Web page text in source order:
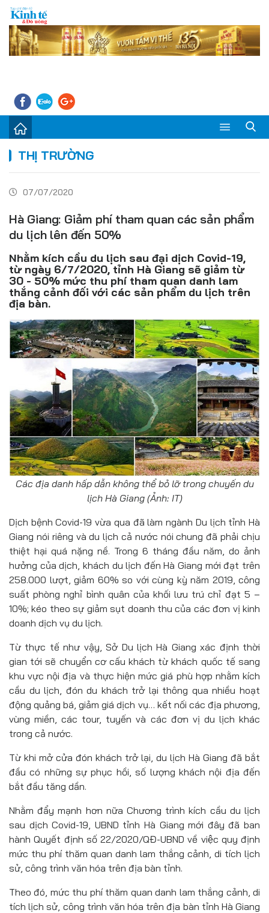
Kinh tế - Tiêu dùng
Đời sống
Thị trường
Doanh nghiệp – Doanh nhân
Đồ uống
Pháp luật
Khoa giáo
Multimedia
THỊ TRƯỜNG
07/07/2020
Hà Giang: Giảm phí tham quan các sản phẩm
du lịch lên đến 50%
Nhằm kích cầu du lịch sau đại dịch Covid-19,
từ ngày 6/7/2020, tỉnh Hà Giang sẽ giảm từ
30 - 50% mức thu phí tham quan danh lam
thắng cảnh đối với các sản phẩm du lịch trên
địa bàn.
Các địa danh hấp dẫn không thể bỏ lỡ trong chuyến du
lịch Hà Giang (Ảnh: IT)
Dịch bệnh Covid-19 vừa qua đã làm ngành Du lịch tỉnh Hà
Giang nói riêng và du lịch cả nước nói chung đã phải chịu
thiệt hại quá nặng nề. Trong 6 tháng đầu năm, do ảnh
hưởng của dịch, khách du lịch đến Hà Giang mới đạt trên
258.000 lượt, giảm 60% so với cùng kỳ năm 2019, công
suất phòng nghỉ bình quân của khối lưu trú chỉ đạt 5 –
10%; kéo theo sự giảm sụt doanh thu của các đơn vị kinh
doanh dịch vụ du lịch.
Từ thực tế như vậy, Sở Du lịch Hà Giang xác định thời
gian tới sẽ chuyển cơ cấu khách từ khách quốc tế sang
khu vực nội địa và thực hiện mức giá phù hợp nhằm kích
cầu du lịch, đón du khách trở lại thông qua nhiều hoạt
động quảng bá, giảm giá dịch vụ… kết nối các địa phương,
vùng miền, các tour, tuyến và các đơn vị du lịch khác
trong cả nước.
Từ khi mở cửa đón khách trở lại, du lịch Hà Giang đã bắt
đầu có những sự phục hồi, số lượng khách nội địa đến
bắt đầu tăng dần.
Nhằm đẩy mạnh hơn nữa Chương trình kích cầu du lịch
sau dịch Covid-19, UBND tỉnh Hà Giang mới đây đã ban
hành Quyết định số 22/2020/QĐ-UBND về việc quy định
mức thu phí thăm quan danh lam thắng cảnh, di tích lịch
sử, công trình văn hóa trên địa bàn tỉnh.
Theo đó, mức thu phí thăm quan danh lam thắng cảnh, di
tích lịch sử, công trình văn hóa trên địa bàn tỉnh Hà Giang